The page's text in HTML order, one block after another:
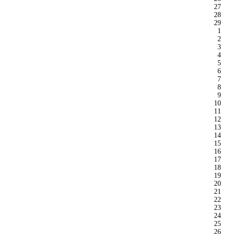
27
28
29
1
2
3
4
5
6
7
8
9
10
11
12
13
14
15
16
17
18
19
20
21
22
23
24
25
26